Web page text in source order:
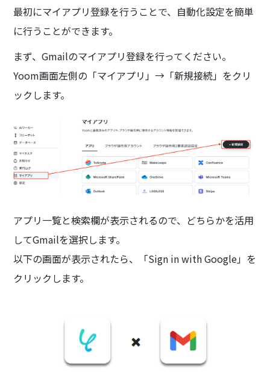
最初にマイアプリ登録を行うことで、自動化設定を簡単
に行うことができます。
まず、Gmailのマイアプリ登録を行ってください。
Yoom画面左側の「マイアプリ」→「新規接続」をクリ
ックします。
アプリ一覧と検索欄が表示されるので、どちらかを活用
してGmailを選択します。
以下の画面が表示されたら、「Sign in with Google」を
クリックします。